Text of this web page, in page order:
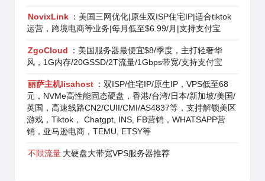
NovixLink ：美国三网优化|原生双ISP住宅IP|适合tiktok
运营，跨境电商等业务|每月低至$6.99/月|支持支付宝
ZgoCloud
：美国服务器最便宜$8/季度，主打轻奢华
风，1G内存/20GSSD/2T流量/1Gbps带宽/支持支付宝
丽萨主机lisahost ：双ISP/住宅IP/原生IP，VPS低至68
元，NVMe高性能固态硬盘，香港/台湾/日本/新加坡/美国/
英国，高速线路CN2/CUII/CMI/AS4837等，支持解锁美区
游戏，Tiktok， Chatgpt, INS, FB营销，WHATSAPP营
销，亚马逊电商，TEMU, ETSY等
不限流量 大硬盘大带宽VPS服务器推荐